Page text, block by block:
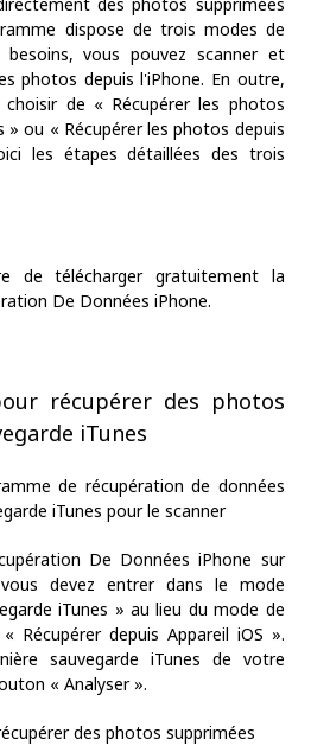
dispose de trois modes de
besoins, vous pouvez scanner et
photos depuis l'iPhone. En outre,
de « Récupérer les photos
» ou « Récupérer les photos depuis
les étapes détaillées des trois
de télécharger gratuitement la
De Données iPhone.
récupérer des photos
iTunes
de récupération de données
iTunes pour le scanner
De Données iPhone sur
devez entrer dans le mode
iTunes » au lieu du mode de
Récupérer depuis Appareil iOS ».
sauvegarde iTunes de votre
« Analyser ».
des photos supprimées